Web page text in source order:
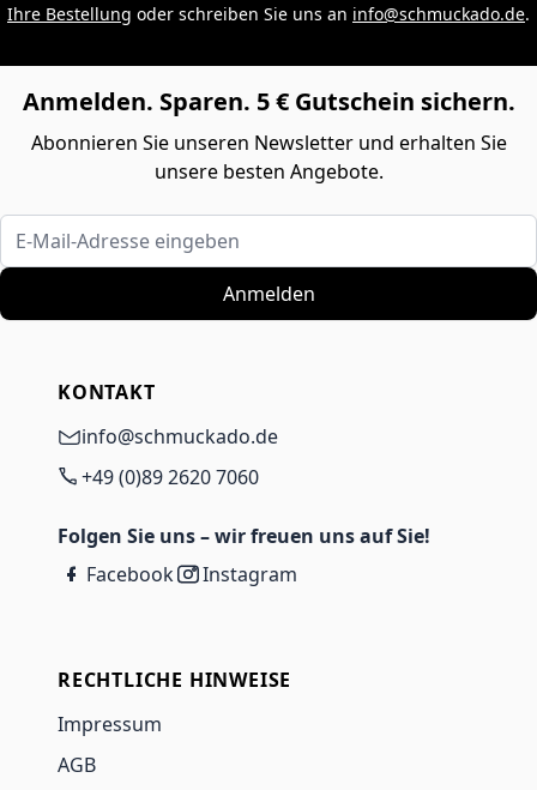
Ihre Bestellung oder schreiben Sie uns an info@schmuckado.de.
Anmelden. Sparen. 5 € Gutschein sichern.
Abonnieren Sie unseren Newsletter und erhalten Sie
unsere besten Angebote.
E-Mail-Adresse eingeben
Anmelden
KONTAKT
info@schmuckado.de
+49 (0)89 2620 7060
Folgen Sie uns – wir freuen uns auf Sie!
Facebook
Instagram
RECHTLICHE HINWEISE
Impressum
AGB